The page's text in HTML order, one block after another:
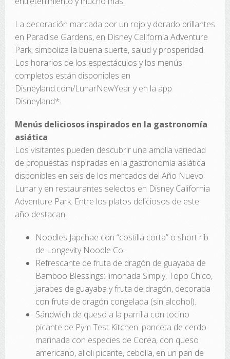
La decoración marcada por un rojo y dorado brillantes
en Paradise Gardens, en Disney California Adventure
Park, simboliza la buena suerte, salud y prosperidad.
Los horarios de los espectáculos y los menús
completos están disponibles en
Disneyland.com/LunarNewYear y en la app
Disneyland*.
Menús deliciosos inspirados en la gastronomía
asiática
Los visitantes pueden descubrir una amplia variedad
de propuestas inspiradas en la gastronomía asiática
disponibles en seis de los mercados del Año Nuevo
Lunar y en restaurantes selectos en Disney California
Adventure Park. Entre los platos deliciosos de este
año destacan:
Noodles Japchae con “costilla corta” o short rib
de Longevity Noodle Co.
Refrescante de fruta de dragón de guayaba de
Bamboo Blessings: limonada Simply, Topo Chico,
jarabes de guayaba y fruta de dragón, decorada
con fruta de dragón congelada (sin alcohol).
Sándwich de queso a la parrilla con tocino
picante de Pym Test Kitchen: panceta de cerdo
marinada con especies de Corea, con queso
americano, alioli picante, cebolla, en un pan de